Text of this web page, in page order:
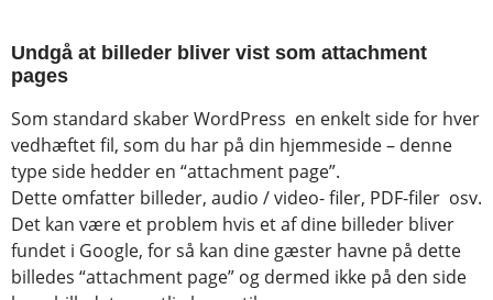
Undgå at billeder bliver vist som attachment
pages
Som standard skaber WordPress en enkelt side for hver
vedhæftet fil, som du har på din hjemmeside – denne
type side hedder en “attachment page”.
Dette omfatter billeder, audio / video- filer, PDF-filer osv.
Det kan være et problem hvis et af dine billeder bliver
fundet i Google, for så kan dine gæster havne på dette
billedes “attachment page” og dermed ikke på den side